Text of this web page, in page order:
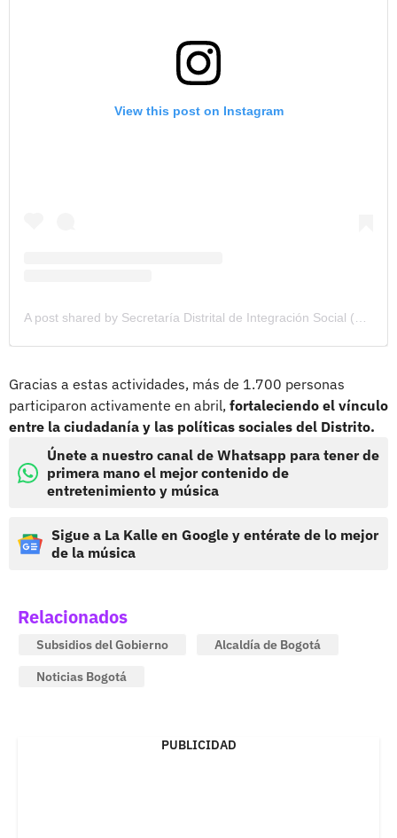
View this post on Instagram
A post shared by Secretaría Distrital de Integración Social (@integracionsocialbogota)
Gracias a estas actividades, más de 1.700 personas
participaron activamente en abril, fortaleciendo el vínculo
entre la ciudadanía y las políticas sociales del Distrito.
Únete a nuestro canal de Whatsapp para tener de
primera mano el mejor contenido de
entretenimiento y música
Sigue a La Kalle en Google y entérate de lo mejor
de la música
Relacionados
Subsidios del Gobierno
Alcaldía de Bogotá
Noticias Bogotá
PUBLICIDAD